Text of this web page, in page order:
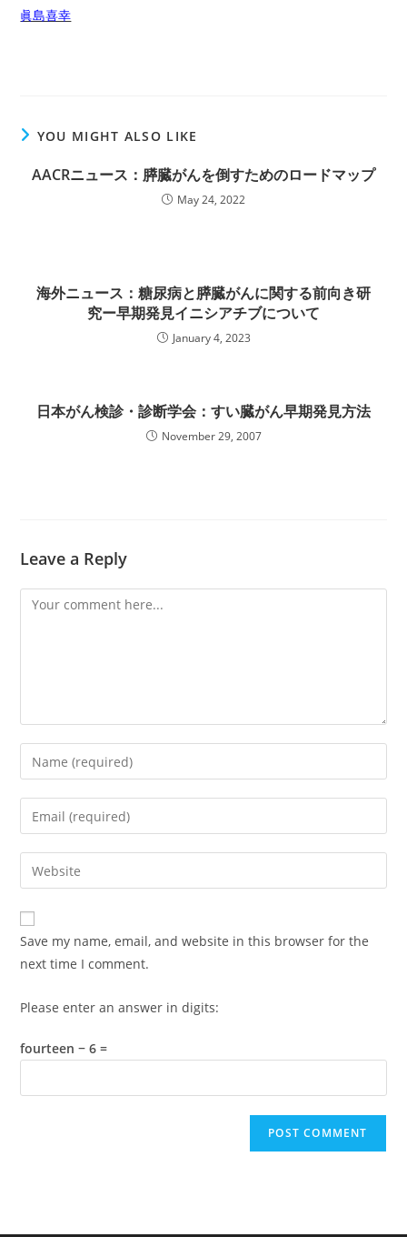
眞島喜幸
YOU MIGHT ALSO LIKE
AACRニュース：膵臓がんを倒すためのロードマップ
May 24, 2022
海外ニュース：糖尿病と膵臓がんに関する前向き研
究ー早期発見イニシアチブについて
January 4, 2023
日本がん検診・診断学会：すい臓がん早期発見方法
November 29, 2007
Leave a Reply
Comment
Enter
your
name
comment
Enter
your
email
address
comment
Enter
your
website
URL
(optional)
Save my name, email, and website in this browser for the
next time I comment.
Please enter an answer in digits:
fourteen − 6 =